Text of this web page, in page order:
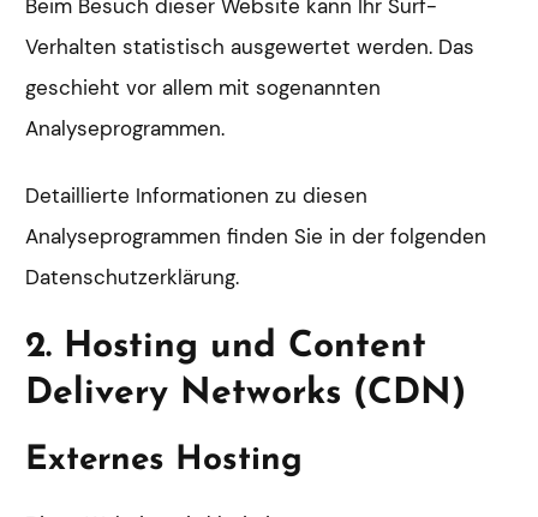
Beim Besuch dieser Website kann Ihr Surf-
Verhalten statistisch ausgewertet werden. Das
geschieht vor allem mit sogenannten
Analyseprogrammen.
Detaillierte Informationen zu diesen
Analyseprogrammen finden Sie in der folgenden
Datenschutzerklärung.
2. Hosting und Content
Delivery Networks (CDN)
Externes Hosting